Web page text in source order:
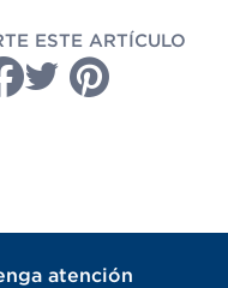
ESTE ARTÍCULO
atención